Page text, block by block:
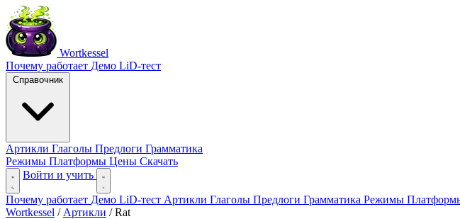
Wortkessel
Почему работает Демо LiD-тест
Справочник
Артикли Глаголы Предлоги Грамматика
Режимы Платформы Цены Скачать
Войти и учить
Почему работает Демо LiD-тест Артикли Глаголы Предлоги Грамматика Режимы
Wortkessel / Артикли / Rat